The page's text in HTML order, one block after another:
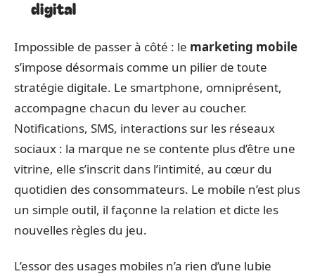
digital
Impossible de passer à côté : le marketing mobile
s’impose désormais comme un pilier de toute
stratégie digitale. Le smartphone, omniprésent,
accompagne chacun du lever au coucher.
Notifications, SMS, interactions sur les réseaux
sociaux : la marque ne se contente plus d’être une
vitrine, elle s’inscrit dans l’intimité, au cœur du
quotidien des consommateurs. Le mobile n’est plus
un simple outil, il façonne la relation et dicte les
nouvelles règles du jeu.
L’essor des usages mobiles n’a rien d’une lubie